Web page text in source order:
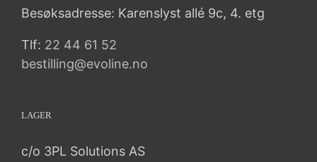
Besøksadresse: Karenslyst allé 9c, 4. etg
Tlf: 22 44 61 52
bestilling@evoline.no
LAGER
c/o 3PL Solutions AS